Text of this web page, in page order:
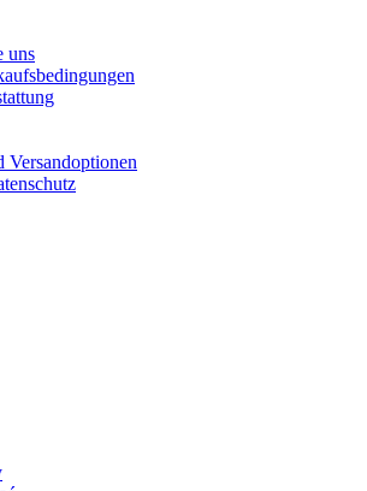
uns
Versandoptionen